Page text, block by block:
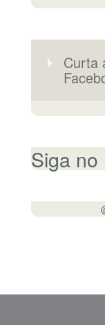
Curta
Siga no